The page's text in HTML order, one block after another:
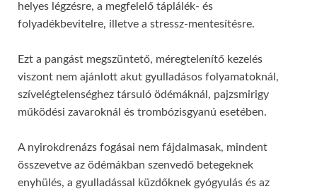
helyes légzésre, a megfelelő táplálék- és
folyadékbevitelre, illetve a stressz-mentesítésre.
Ezt a pangást megszüntető, méregtelenítő kezelés
viszont nem ajánlott akut gyulladásos folyamatoknál,
szívelégtelenséghez társuló ödémáknál, pajzsmirigy
működési zavaroknál és trombózisgyanú esetében.
A nyirokdrenázs fogásai nem fájdalmasak, mindent
összevetve az ödémákban szenvedő betegeknek
enyhülés, a gyulladással küzdőknek gyógyulás és az